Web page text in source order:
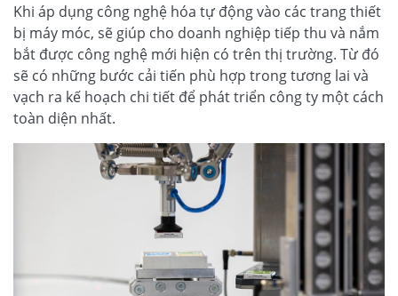
Khi áp dụng công nghệ hóa tự động vào các trang thiết
bị máy móc, sẽ giúp cho doanh nghiệp tiếp thu và nắm
bắt được công nghệ mới hiện có trên thị trường. Từ đó
sẽ có những bước cải tiến phù hợp trong tương lai và
vạch ra kế hoạch chi tiết để phát triển công ty một cách
toàn diện nhất.